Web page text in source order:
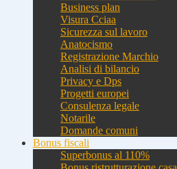
Business plan
Visura Cciaa
Sicurezza sul lavoro
Anatocismo
Registrazione Marchio
Analisi di bilancio
Privacy e Dps
Progetti europei
Consulenza legale
Notarile
Domande comuni
Bonus fiscali
Superbonus al 110%